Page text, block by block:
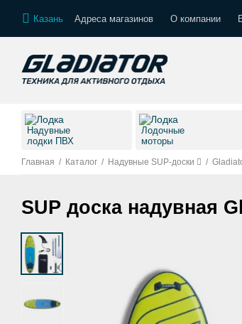
Казань Адреса магазинов О компании
Надувные
лодки ПВХ
Лодочные
моторы
Главная / Каталог / Надувные SUP-доски /
SUP доска надувная